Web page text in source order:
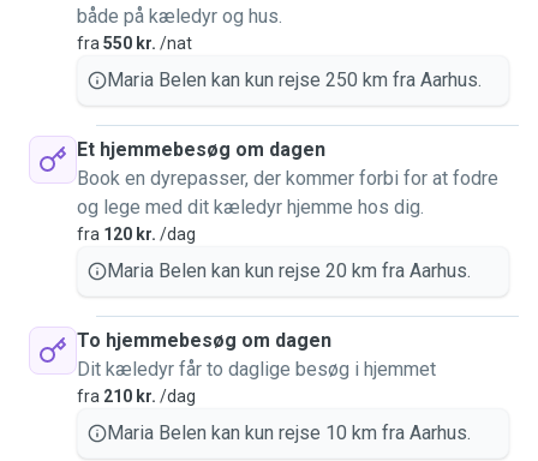
både på kæledyr og hus.
fra 550 kr. /nat
Maria Belen kan kun rejse 250 km fra Aarhus.
Et hjemmebesøg om dagen
Book en dyrepasser, der kommer forbi for at fodre
og lege med dit kæledyr hjemme hos dig.
fra 120 kr. /dag
Maria Belen kan kun rejse 20 km fra Aarhus.
To hjemmebesøg om dagen
Dit kæledyr får to daglige besøg i hjemmet
fra 210 kr. /dag
Maria Belen kan kun rejse 10 km fra Aarhus.